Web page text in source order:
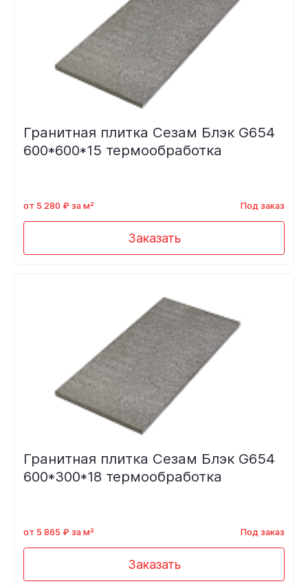
Гранитная плитка Сезам Блэк G654
600*600*15 термообработка
от 5 280 ₽ за м² Под заказ
Заказать
Гранитная плитка Сезам Блэк G654
600*300*18 термообработка
от 5 865 ₽ за м² Под заказ
Заказать